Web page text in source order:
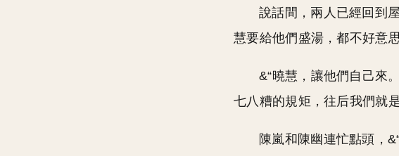
說話間，兩人已經回到
慧要給他們盛湯，都不好意
&“曉慧，讓他們自己來
七八糟的規矩，往后我們就
陳嵐和陳幽連忙點頭，